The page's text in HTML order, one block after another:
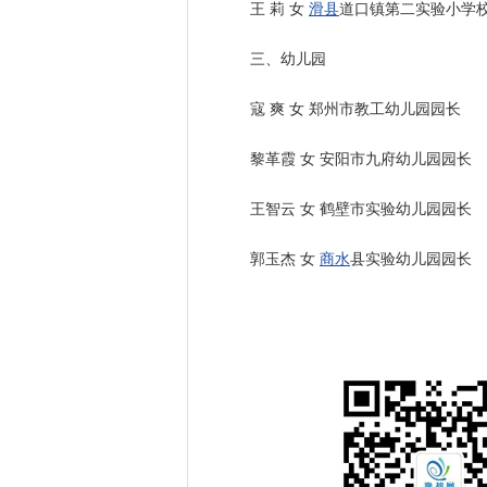
王 莉 女 滑县道口镇第二实验小学
三、幼儿园
寇 爽 女 郑州市教工幼儿园园长
黎革霞 女 安阳市九府幼儿园园长
王智云 女 鹤壁市实验幼儿园园长
郭玉杰 女 商水县实验幼儿园园长